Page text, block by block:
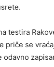
testira
priče se
odavno